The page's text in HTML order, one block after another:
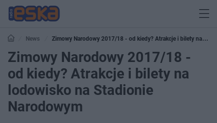
News
Zimowy Narodowy 2017/18 - od kiedy? Atrakcje i bilety na
lodowisko na Stadionie Narodowym
Zimowy Narodowy 2017/18 -
od kiedy? Atrakcje i bilety na
lodowisko na Stadionie
Narodowym